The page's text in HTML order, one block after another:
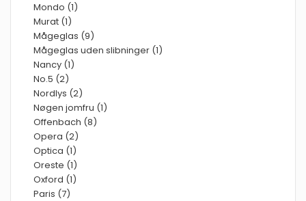
Mondo (1)
Murat (1)
Mågeglas (9)
Mågeglas uden slibninger (1)
Nancy (1)
No.5 (2)
Nordlys (2)
Nøgen jomfru (1)
Offenbach (8)
Opera (2)
Optica (1)
Oreste (1)
Oxford (1)
Paris (7)